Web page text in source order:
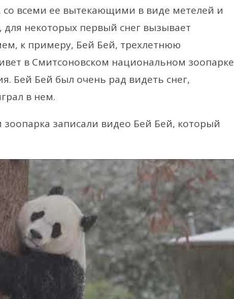
со всеми ее вытекающими в виде метелей и
некоторых первый снег вызывает
к примеру, Бей Бей, трехлетнюю
в Смитсоновском национальном зоопарке
Бей Бей был очень рад видеть снег,
в нем.
зоопарка записали видео Бей Бей, который